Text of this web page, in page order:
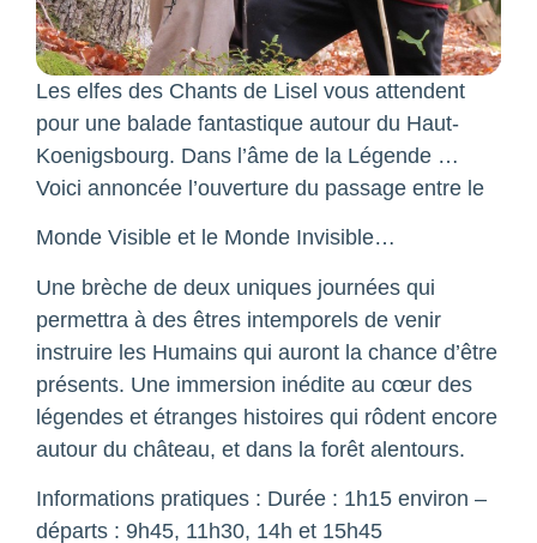
Les elfes des Chants de Lisel vous attendent
pour une balade fantastique autour du Haut-
Koenigsbourg. Dans l’âme de la Légende …
Voici annoncée l’ouverture du passage entre le
Monde Visible et le Monde Invisible…
Une brèche de deux uniques journées qui
permettra à des êtres intemporels de venir
instruire les Humains qui auront la chance d’être
présents. Une immersion inédite au cœur des
légendes et étranges histoires qui rôdent encore
autour du château, et dans la forêt alentours.
Informations pratiques : Durée : 1h15 environ –
départs : 9h45, 11h30, 14h et 15h45